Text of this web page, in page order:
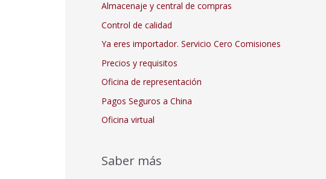
Almacenaje y central de compras
Control de calidad
Ya eres importador. Servicio Cero Comisiones
Precios y requisitos
Oficina de representación
Pagos Seguros a China
Oficina virtual
Saber más